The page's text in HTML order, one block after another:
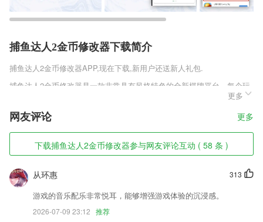
捕鱼达人2金币修改器下载简介
捕鱼达人2金币修改器APP,现在下载,新用户还送新人礼包.
捕鱼达人2金币修改器是一款非常具有风格特色的全新棋牌平台，每个玩
家们都可以在这里找到自己喜欢的棋牌模式，享受到棋牌带来的乐趣，而
且这款棋牌的兼容性较强，无论是qq账号还是微信账号都可以支持，玩
家们之间平常还可以一起开黑，匹配机制也是非常的迅速，百分百真人在
线。
捕鱼达人2金币修改器软件特色
1,省钱、省时、更省力；
2,你所收藏的单词与句子，都将在此处展示，方便你快速查看与记忆。
3,在线下载观看，无需从云盘下载，输入账号密码即可在线或下载观看。
更多
网友评论 更多
下载捕鱼达人2金币修改器参与网友评论互动 ( 58 条 )
313
从环惠
游戏的音乐配乐非常悦耳，能够增强游戏体验的沉浸感。
2026-07-09 23:12 推荐